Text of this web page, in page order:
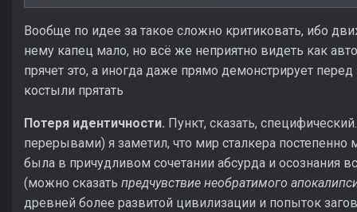
Вообще по идее за такое сложно критиковать, ибо
нему капец мало, но всё же неприятно видеть как
прячет это, а иногда даже прямо демонстрирует
костыли прятать
Потеря идентичности. Пункт, сказать,
перерывами) я заметил, что мир сталкера постепенно
была в причудливом сочетании абсурда и осознания
(можно сказать предчувствие необратимого
древней более развитой цивилизации и попыток